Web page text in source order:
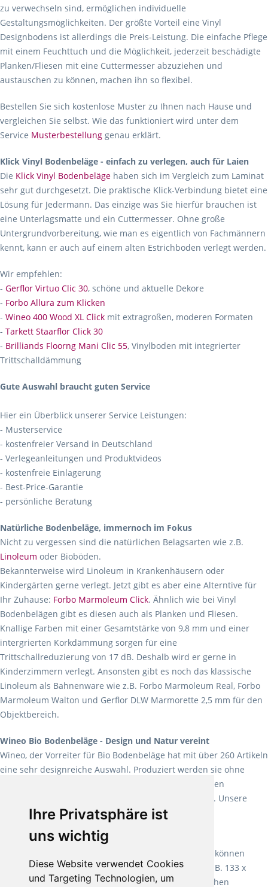
Ihre Privatsphäre ist
uns wichtig
Diese Website verwendet Cookies
und Targeting Technologien, um
zu verwechseln sind, ermöglichen individuelle
Gestaltungsmöglichkeiten. Der größte Vorteil eine Vinyl
Designbodens ist allerdings die Preis-Leistung. Die einfache Pflege
mit einem Feuchttuch und die Möglichkeit, jederzeit beschädigte
Planken/Fliesen mit eine Cuttermesser abzuziehen und
austauschen zu können, machen ihn so flexibel.
Bestellen Sie sich kostenlose Muster zu Ihnen nach Hause und
vergleichen Sie selbst. Wie das funktioniert wird unter dem
Service Musterbestellung genau erklärt.
Klick Vinyl Bodenbeläge - einfach zu verlegen, auch für Laien
Die Klick Vinyl Bodenbeläge haben sich im Vergleich zum Laminat
sehr gut durchgesetzt. Die praktische Klick-Verbindung bietet eine
Lösung für Jedermann. Das einzige was Sie hierfür brauchen ist
eine Unterlagsmatte und ein Cuttermesser. Ohne große
Untergrundvorbereitung, wie man es eigentlich von Fachmännern
kennt, kann er auch auf einem alten Estrichboden verlegt werden.
Wir empfehlen:
- Gerflor Virtuo Clic 30, schöne und aktuelle Dekore
- Forbo Allura zum Klicken
- Wineo 400 Wood XL Click mit extragroßen, moderen Formaten
- Tarkett Staarflor Click 30
- Brilliands Floorng Mani Clic 55, Vinylboden mit integrierter
Trittschalldämmung
Gute Auswahl braucht guten Service
Hier ein Überblick unserer Service Leistungen:
- Musterservice
- kostenfreier Versand in Deutschland
- Verlegeanleitungen und Produktvideos
- kostenfreie Einlagerung
- Best-Price-Garantie
- persönliche Beratung
Natürliche Bodenbeläge, immernoch im Fokus
Nicht zu vergessen sind die natürlichen Belagsarten wie z.B.
Linoleum oder Bioböden.
Bekannterweise wird Linoleum in Krankenhäusern oder
Kindergärten gerne verlegt. Jetzt gibt es aber eine Alterntive für
Ihr Zuhause: Forbo Marmoleum Click. Ähnlich wie bei Vinyl
Bodenbelägen gibt es diesen auch als Planken und Fliesen.
Knallige Farben mit einer Gesamtstärke von 9,8 mm und einer
intergrierten Korkdämmung sorgen für eine
Trittschallreduzierung von 17 dB. Deshalb wird er gerne in
Kinderzimmern verlegt. Ansonsten gibt es noch das klassische
Linoleum als Bahnenware wie z.B. Forbo Marmoleum Real, Forbo
Marmoleum Walton und Gerflor DLW Marmorette 2,5 mm für den
Objektbereich.
Wineo Bio Bodenbeläge - Design und Natur vereint
Wineo, der Vorreiter für Bio Bodenbeläge hat mit über 260 Artikeln
eine sehr designreiche Auswahl. Produziert werden sie ohne
Weichmacher und Lösungsmittel. Mit allen verfügbaren
Verlegearten ist er für jegliche Bauvorhaben attraktiv. Unsere
Empfehlung:Wineo 1000 Multi Layer XXL.
Teppiche für ein angenehmes Laufgefühl
machen es schon lange vor. Sie können
Teppich in Ihrem gewünschten Sondermaß kaufen, z.B. 133 x
60cm. Vor allem in Schlafzimmern aufgrund der weichen